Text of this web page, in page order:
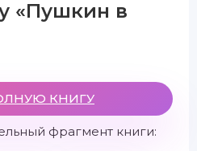
«Пушкин в
КНИГУ
фрагмент книги: